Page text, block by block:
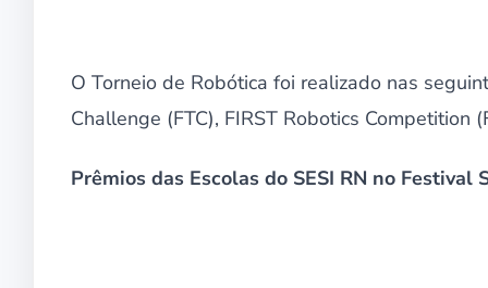
O Torneio de Robótica foi realizado nas
Challenge (FTC), FIRST Robotics Competition
Prêmios das Escolas do SESI RN no Festival